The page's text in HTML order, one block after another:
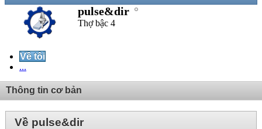
pulse&dir
Thợ bậc 4
Về tôi
...
Thông tin cơ bản
Về pulse&dir